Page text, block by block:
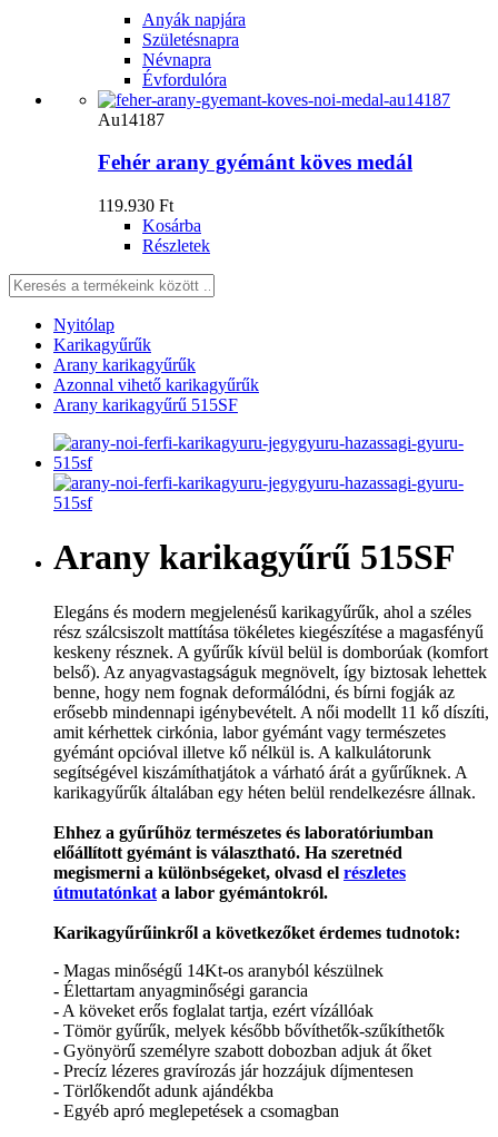
Anyák napjára
Születésnapra
Névnapra
Évfordulóra
Au14187
Fehér arany gyémánt köves medál
119.930 Ft
Kosárba
Részletek
Nyitólap
Karikagyűrűk
Arany karikagyűrűk
Azonnal vihető karikagyűrűk
Arany karikagyűrű 515SF
Arany karikagyűrű 515SF
Elegáns és modern megjelenésű karikagyűrűk, ahol a széles
rész szálcsiszolt mattítása tökéletes kiegészítése a magasfényű
keskeny résznek. A gyűrűk kívül belül is domborúak (komfort
belső). Az anyagvastagságuk megnövelt, így biztosak lehettek
benne, hogy nem fognak deformálódni, és bírni fogják az
erősebb mindennapi igénybevételt. A női modellt 11 kő díszíti,
amit kérhettek cirkónia, labor gyémánt vagy természetes
gyémánt opcióval illetve kő nélkül is. A kalkulátorunk
segítségével kiszámíthatjátok a várható árát a gyűrűknek. A
karikagyűrűk általában egy héten belül rendelkezésre állnak.
Ehhez a gyűrűhöz természetes és laboratóriumban
előállított gyémánt is választható. Ha szeretnéd
megismerni a különbségeket, olvasd el részletes
útmutatónkat a labor gyémántokról.
Karikagyűrűinkről a következőket érdemes tudnotok:
- Magas minőségű 14Kt-os aranyból készülnek
- Élettartam anyagminőségi garancia
- A köveket erős foglalat tartja, ezért vízállóak
- Tömör gyűrűk, melyek később bővíthetők-szűkíthetők
- Gyönyörű személyre szabott dobozban adjuk át őket
- Precíz lézeres gravírozás jár hozzájuk díjmentesen
- Törlőkendőt adunk ajándékba
- Egyéb apró meglepetések a csomagban